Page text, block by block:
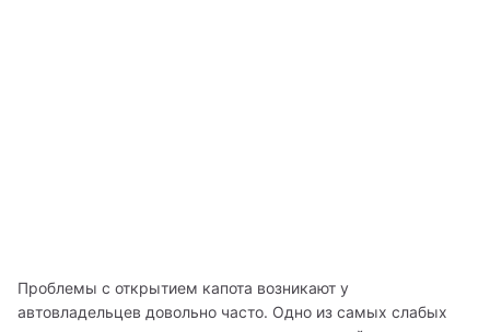
Проблемы с открытием капота возникают у
автовладельцев довольно часто. Одно из самых слабых